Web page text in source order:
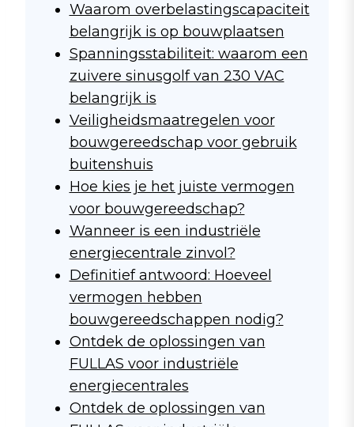
Waarom overbelastingscapaciteit
belangrijk is op bouwplaatsen
Spanningsstabiliteit: waarom een
zuivere sinusgolf van 230 VAC
belangrijk is
Veiligheidsmaatregelen voor
bouwgereedschap voor gebruik
buitenshuis
Hoe kies je het juiste vermogen
voor bouwgereedschap?
Wanneer is een industriële
energiecentrale zinvol?
Definitief antwoord: Hoeveel
vermogen hebben
bouwgereedschappen nodig?
Ontdek de oplossingen van
FULLAS voor industriële
energiecentrales
Ontdek de oplossingen van